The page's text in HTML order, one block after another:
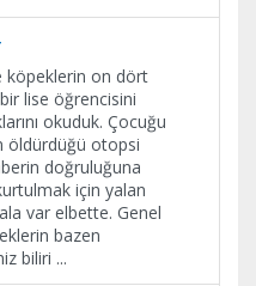
köpeklerin on dört
lise öğrencisini
okuduk. Çocuğu
öldürdüğü otopsi
doğruluğuna
için yalan
var elbette. Genel
bazen
biliri ...